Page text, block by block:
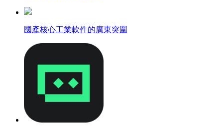
國產核心工業軟件的廣東突圍